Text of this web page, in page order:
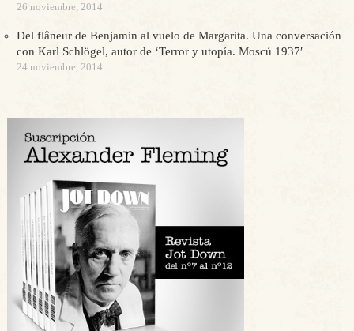
26 noviembre, 2014
Del flâneur de Benjamin al vuelo de Margarita. Una conversación
con Karl Schlögel, autor de ‘Terror y utopía. Moscú 1937′
24 noviembre, 2014